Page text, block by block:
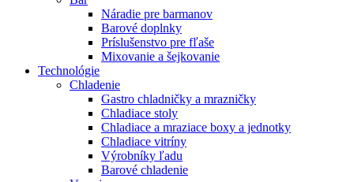
Náradie pre barmanov
Barové doplnky
Príslušenstvo pre fľaše
Mixovanie a šejkovanie
Technológie
Chladenie
Gastro chladničky a mrazničky
Chladiace stoly
Chladiace a mraziace boxy a jednotky
Chladiace vitríny
Výrobníky ľadu
Barové chladenie